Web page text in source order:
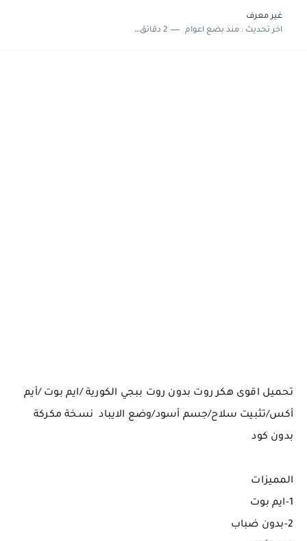
غير معرف
اخر تحديث :منذ بضع اعوام 2 دقائق للقراءة
تحميل اقوى هكر روت بدون روت ببجي الكورية /ايم بوت /أيم
أكس/تثبيت سلاح/جسم أسود/وضع الايباد نسخة مكركة
بدون كود
المميزات
1-ايم بوت
2-بدون ضباب